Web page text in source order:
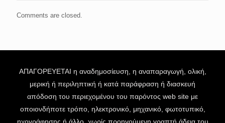
Comments are closed.
ΑΠΑΓΟΡΕΥΕΤΑΙ η αναδημοσίευση, η αναπαραγωγή, ολική,
μερική ή περιληπτική ή κατά παράφραση ή διασκευή
απόδοση του περιεχομένου του παρόντος web site με
οποιονδήποτε τρόπο, ηλεκτρονικό, μηχανικό, φωτοτυπικό,